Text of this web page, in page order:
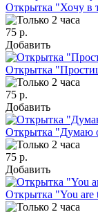
Открытка "Хочу в
75 р.
Добавить
Открытка
75 р.
Добавить
Открытка "Думаю
75 р.
Добавить
Открытка "You are